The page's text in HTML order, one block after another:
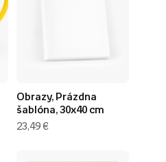
Obrazy, Prázdna
šablóna, 30x40 cm
23,49 €